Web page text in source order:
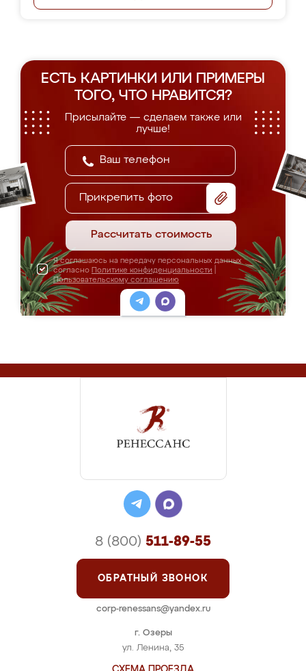
ЕСТЬ КАРТИНКИ ИЛИ ПРИМЕРЫ
ТОГО, ЧТО НРАВИТСЯ?
Присылайте — сделаем также или
лучше!
Прикрепить фото
Рассчитать стоимость
Я соглашаюсь на передачу персональных данных
согласно Политике конфиденциальности
Пользовательскому соглашению
г. Озеры
ул. Ленина, 35
8 (800) 511-89-55
ОБРАТНЫЙ ЗВОНОК
corp-renessans@yandex.ru